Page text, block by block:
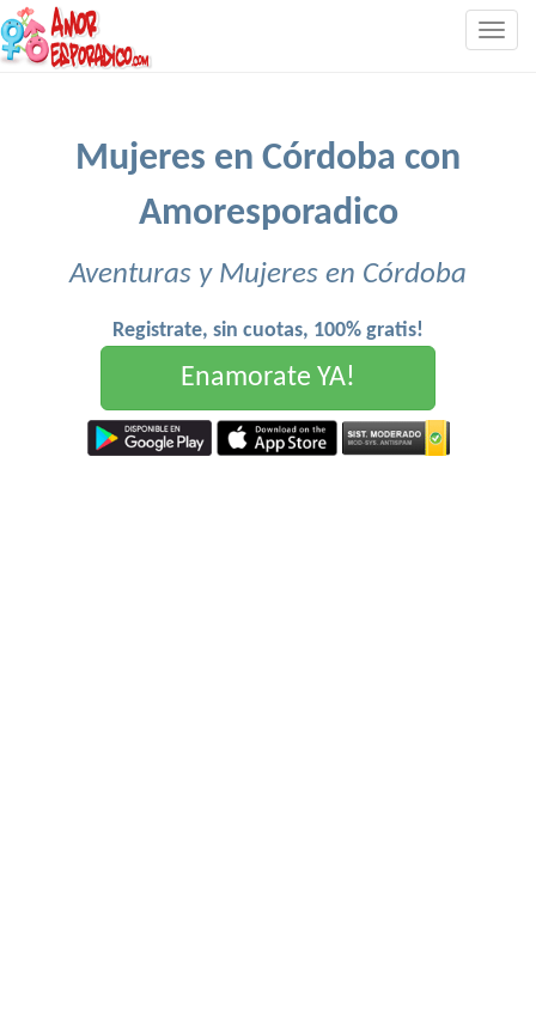
Mujeres en Córdoba con
Amoresporadico
Aventuras y Mujeres en Córdoba
Registrate, sin cuotas, 100% gratis!
Enamorate YA!